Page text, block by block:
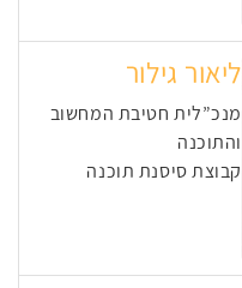
ליאור גילור
מנכ”לית חטיבת המחשוב
והתוכנה
קבוצת סיסנת תוכנה